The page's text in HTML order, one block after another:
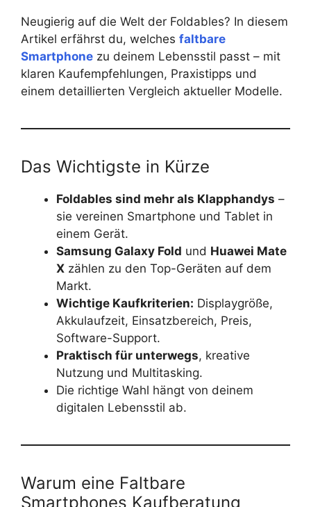
Neugierig auf die Welt der Foldables? In diesem
Artikel erfährst du, welches faltbare
Smartphone zu deinem Lebensstil passt – mit
klaren Kaufempfehlungen, Praxistipps und
einem detaillierten Vergleich aktueller Modelle.
Das Wichtigste in Kürze
Foldables sind mehr als Klapphandys –
sie vereinen Smartphone und Tablet in
einem Gerät.
Samsung Galaxy Fold und Huawei Mate
X zählen zu den Top-Geräten auf dem
Markt.
Wichtige Kaufkriterien: Displaygröße,
Akkulaufzeit, Einsatzbereich, Preis,
Software-Support.
Praktisch für unterwegs, kreative
Nutzung und Multitasking.
Die richtige Wahl hängt von deinem
digitalen Lebensstil ab.
Warum eine Faltbare
Smartphones Kaufberatung